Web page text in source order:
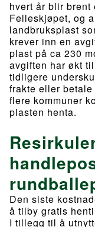
hvert år blir brent
Felleskjøpet, og
landbruksplast
krever inn en
plast på ca 230
avgiften har økt
tidligere
frakte eller
flere kommuner
plasten henta.
Den siste
å tilby gratis
I tillegg til å